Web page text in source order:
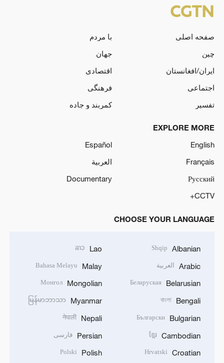
صفحه اصلی
با مردم
چین
جهان
ایران/افغانستان
اقتصادی
اجتماعی
فرهنگی
تفسیر
کمربند و جاده
EXPLORE MORE
English
Español
Français
العربية
Русский
Documentary
CCTV+
CHOOSE YOUR LANGUAGE
Albanian
Shqip
Arabic العربية
Belarusian
Беларуская
Bengali
বাংলা
Bulgarian
Български
Cambodian
ខ្មែរ
Croatian
Hrvatski
Lao
ລາວ
Malay
Bahasa Melayu
Mongolian
Монгол
Myanmar
မြန်မာဘာသာ
Nepali
नेपाली
Persian فارسی
Polish
Polski